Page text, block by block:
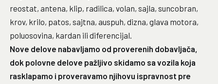
reostat, antena, klip, radilica, volan, sajla, suncobran,
krov, krilo, patos, sajtna, auspuh, dizna, glava motora,
poluosovina, kardan ili diferencijal.
Nove delove nabavljamo od proverenih dobavljača,
dok polovne delove pažljivo skidamo sa vozila koja
rasklapamo i proveravamo njihovu ispravnost pre